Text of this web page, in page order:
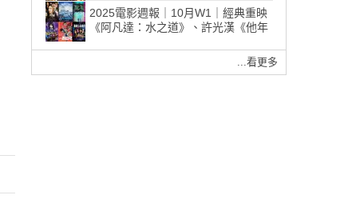
2025電影週報｜10月W1｜經典重映
《阿凡達：水之道》、許光漢《他年
...看更多